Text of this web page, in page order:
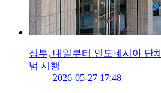
정부, 내일부터 인도네시아 단
범 시행
2026-05-27 17:48